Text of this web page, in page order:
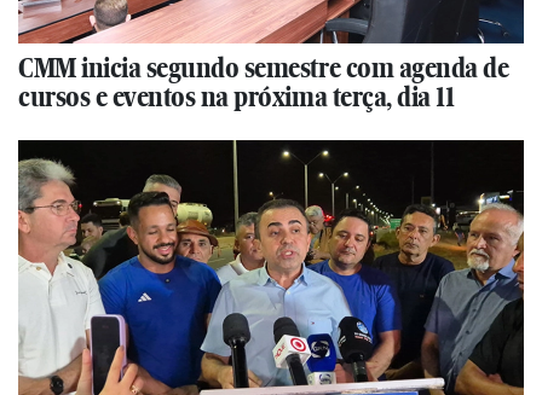
CMM inicia segundo semestre com agenda de
cursos e eventos na próxima terça, dia 11